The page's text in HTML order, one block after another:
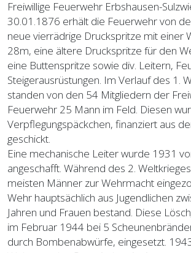
Freiwillige Feuerwehr Erbshausen-
30.01.1876 erhält die Feuerwehr von
neue vierrädrige Druckspritze mit einer
28m, eine ältere Druckspritze für den
eine Buttenspritze sowie div. Leitern,
Steigerausrüstungen. Im Verlauf des 1.
standen von den 54 Mitgliedern der
Feuerwehr 25 Mann im Feld. Diesen
Verpflegungspäckchen, finanziert aus
geschickt.
Eine mechanische Leiter wurde 1931
angeschafft. Während des 2.
meisten Männer zur Wehrmacht
Wehr hauptsächlich aus Jugendlichen
Jahren und Frauen bestand. Diese
im Februar 1944 bei 5
durch Bombenabwürfe, eingesetzt.